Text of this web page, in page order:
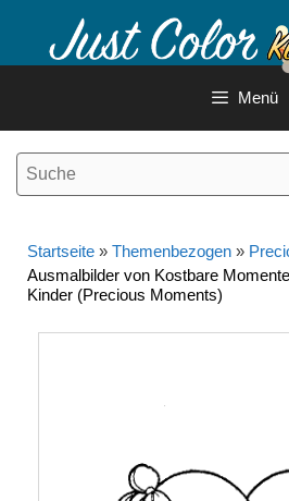
Inhalt
Menü
Startseite » Themenbezogen »
Ausmalbilder von Kostbare
Kinder (Precious Moments)